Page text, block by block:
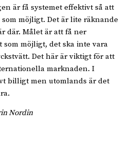
är få systemet effektivt så att
möjligt. Det är lite räknande
där. Målet är att få ner
som möjligt, det ska inte vara
Det här är viktigt för att
marknaden. I
billigt men utomlands är det
Nordin